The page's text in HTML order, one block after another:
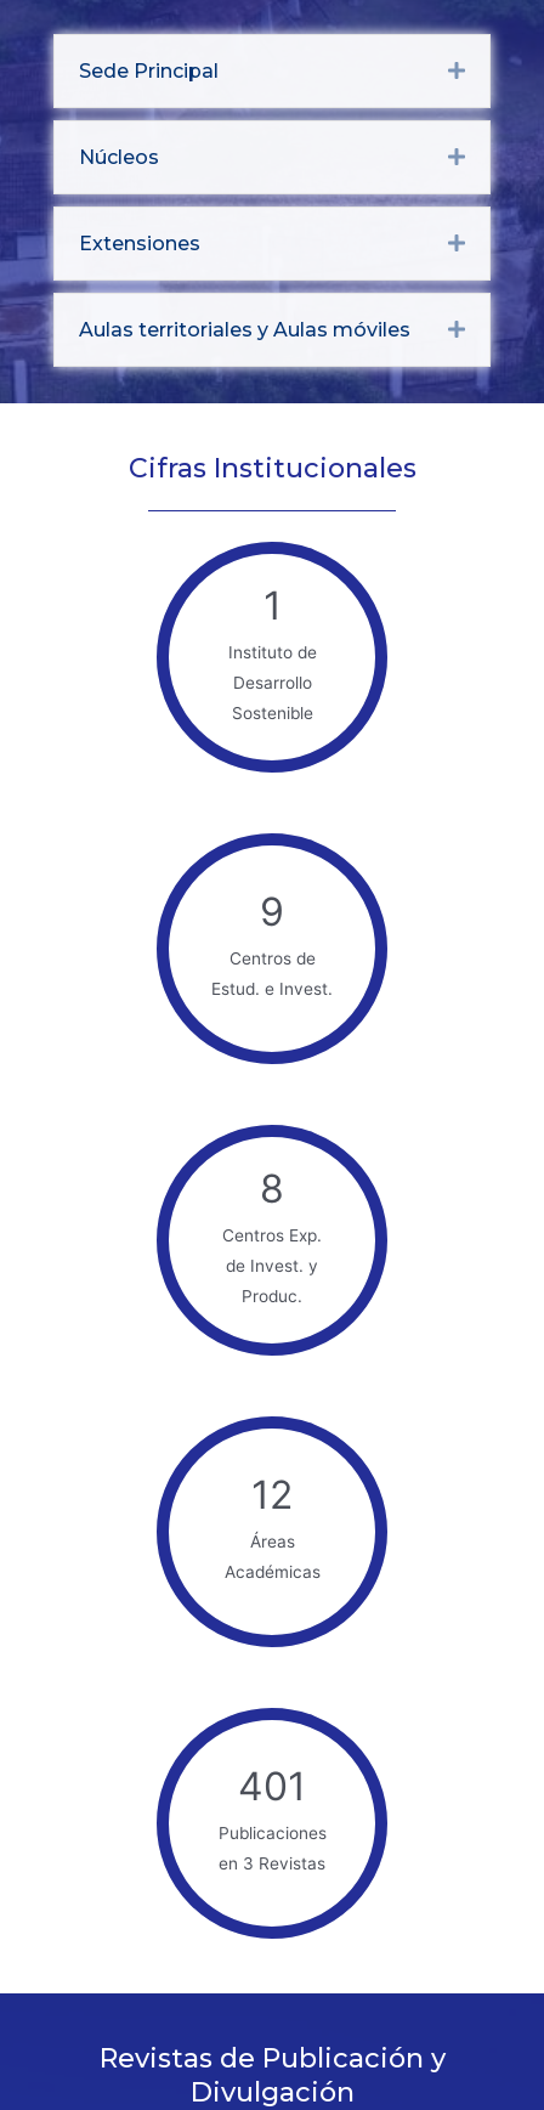
Sede Principal Expand
Núcleos Expand
Extensiones Expand
Aulas territoriales y Aulas móviles Expand
Cifras Institucionales
1
Instituto de
Desarrollo
Sostenible
9
Centros de
Estud. e Invest.
8
Centros Exp.
de Invest. y
Produc.
12
Áreas
Académicas
401
Publicaciones
en 3 Revistas
Revistas de Publicación y
Divulgación